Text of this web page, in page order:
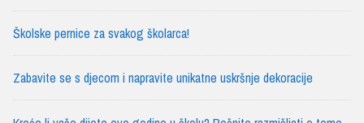
Školske pernice za svakog školarca!
Zabavite se s djecom i napravite unikatne uskršnje dekoracije